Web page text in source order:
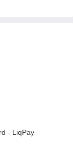
- LiqPay